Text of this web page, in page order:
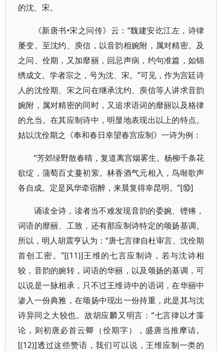
的沈、宋。
《新唐书•宋之问传》云：“魏建安讫江左，诗律
屡变。至沈约、庾信，以音韵相婉附，属对精密。及
之问、佺期，又加靡丽，回忌声病，约句准篇，如锦
绣成文。学者宗之，号为沈、宋。”可见，作为宫廷诗
人的沈佺期、宋之问在继承沈约、庾信等人讲求音韵
婉附，属对精密的同时，又追求语词的靡丽以及格律
的允当。在其应制诗中，明显地表现出以上的特点。
姑以沈佺期之《奉和春日幸望春宫应制》一诗为例：
“芳郊绿野散春晴，复道离宫烟雾生。杨柳千条花
欲绽，蒲萄百丈蔓初萦。林香酒气元相入，鸟啭歌声
各自成。定是风华牵宿醉，来晨复得幸昆明。”[⑩]
诵读全诗，读者当不难发现音韵的委婉、铿锵，
词语的靡丽、工致，还有那应制诗特定的颂扬基调。
所以，明人胡震亨认为：“唐七言律自杜审言、沈佺期
首创工密。”[(11)]王维的七言应制诗，若与沈诗相
较，音韵的婉转，词语的华丽，以及颂扬的基调，可
以说是一脉相承，只不过王维诗中的语词，在华丽中
渗入一份典雅，在颂扬中现出一份持重，此是其与沈
诗异同之大较也。故胡应麟又明言：“七言律以才藻
论，则初唐必首云卿（佺期字），盛唐当推摩诘。
[(12)]透过这些赞语，我们可以说，王维应制一类的